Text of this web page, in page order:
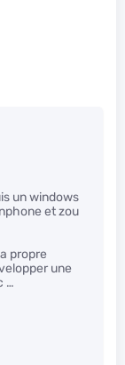
un windows
et zou
propre
une
…